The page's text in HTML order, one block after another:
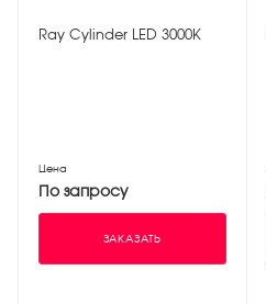
Ray Cylinder LED 3000К
Цена
По запросу
ЗАКАЗАТЬ